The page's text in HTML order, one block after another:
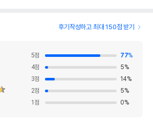
후기작성하고 최대 150점 받기
5점 77%
4점 5%
3점 14%
2점 5%
1 점 0%